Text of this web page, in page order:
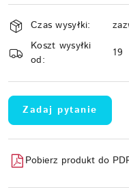
Dostępność
i
dostawa
Czas wysyłki:
Koszt wysyłki
od:
19
Zadaj pytanie
Pobierz produkt do